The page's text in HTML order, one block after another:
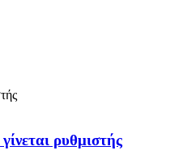
ρυθμιστής